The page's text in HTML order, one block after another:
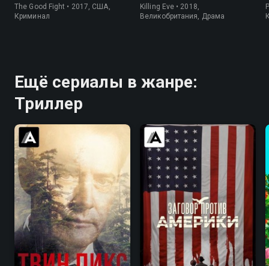
The Good Fight • 2017, США,
Криминал
Killing Eve • 2018,
Великобритания, Драма
Ещё сериалы в жанре:
Триллер